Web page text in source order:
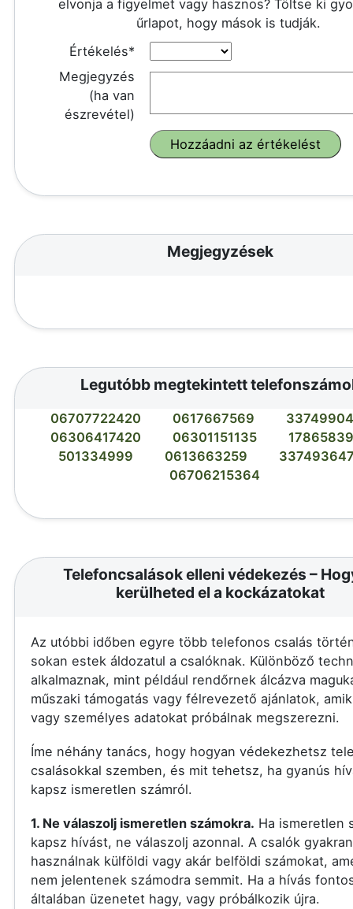
elvonja a figyelmet vagy hasznos? Töltse ki
űrlapot, hogy mások is tudják.
Értékelés*
Megjegyzés
(ha van
észrevétel)
Megjegyzések
Legutóbb megtekintett
06707722420 0617667569
06306417420
06301151135
501334999
0613663259
06706215364
Telefoncsalások elleni védekezés –
kerülheted el a kockázatokat
Az utóbbi időben egyre több telefonos csalás
sokan estek áldozatul a csalóknak. Különböző
alkalmaznak, mint például rendőrnek álcázva
műszaki támogatás vagy félrevezető ajánlatok,
vagy személyes adatokat próbálnak megszerezni.
Íme néhány tanács, hogy hogyan védekezhetsz
csalásokkal szemben, és mit tehetsz, ha gyanús
kapsz ismeretlen számról.
1. Ne válaszolj ismeretlen számokra. Ha ismeretlen
kapsz hívást, ne válaszolj azonnal. A csalók gyakran
használnak külföldi vagy akár belföldi számokat,
nem jelentenek számodra semmit. Ha a hívás
általában üzenetet hagy, vagy próbálkozik újra.